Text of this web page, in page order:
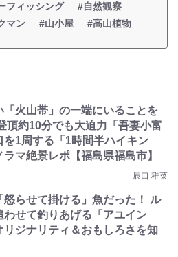
フィッシング
#自然観察
マン #山小屋 #高山植物
「火山帯」の一端にいることを
頂約10分でも大迫力「吾妻小富
を1周する「1時間半ハイキン
ラマ絶景レポ【福島県福島市】
辰口 稚菜
怒らせて掛ける」魚だった！ ル
わせて釣りあげる「アユイン
リジナリティ＆おもしろさを知